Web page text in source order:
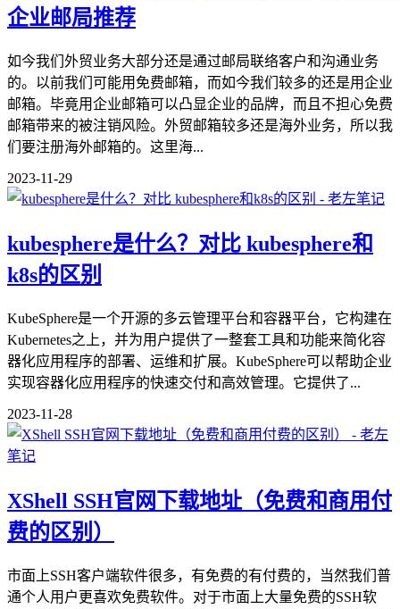
企业邮局推荐
如今我们外贸业务大部分还是通过邮局联络客户和沟通业务
的。以前我们可能用免费邮箱，而如今我们较多的还是用企业
邮箱。毕竟用企业邮箱可以凸显企业的品牌，而且不担心免费
邮箱带来的被注销风险。外贸邮箱较多还是海外业务，所以我
们要注册海外邮箱的。这里海...
2023-11-29
kubesphere是什么？对比 kubesphere和
k8s的区别
KubeSphere是一个开源的多云管理平台和容器平台，它构建在
Kubernetes之上，并为用户提供了一整套工具和功能来简化容
器化应用程序的部署、运维和扩展。KubeSphere可以帮助企业
实现容器化应用程序的快速交付和高效管理。它提供了...
2023-11-28
XShell SSH官网下载地址（免费和商用付
费的区别）
市面上SSH客户端软件很多，有免费的有付费的，当然我们普
通个人用户更喜欢免费软件。对于市面上大量免费的SSH软